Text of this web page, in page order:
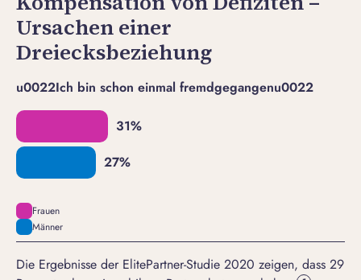
Ursachen einer
Dreiecksbeziehung
u0022Ich bin schon einmal fremdgegangenu0022
Frauen
Männer
Die Ergebnisse der ElitePartner-Studie 2020 zeigen, dass 29